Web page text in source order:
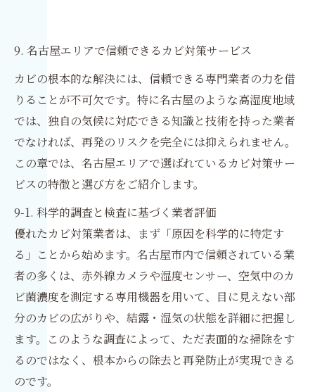
9. 名古屋エリアで信頼できるカビ対策サービス
カビの根本的な解決には、信頼できる専門業者の力を借
りることが不可欠です。特に名古屋のような高湿度地域
では、独自の気候に対応できる知識と技術を持った業者
でなければ、再発のリスクを完全には抑えられません。
この章では、名古屋エリアで選ばれているカビ対策サー
ビスの特徴と選び方をご紹介します。
9-1. 科学的調査と検査に基づく業者評価
優れたカビ対策業者は、まず「原因を科学的に特定す
る」ことから始めます。名古屋市内で信頼されている業
者の多くは、赤外線カメラや湿度センサー、空気中のカ
ビ菌濃度を測定する専用機器を用いて、目に見えない部
分のカビの広がりや、結露・湿気の状態を詳細に把握し
ます。このような調査によって、ただ表面的な掃除をす
るのではなく、根本からの除去と再発防止が実現できる
のです。